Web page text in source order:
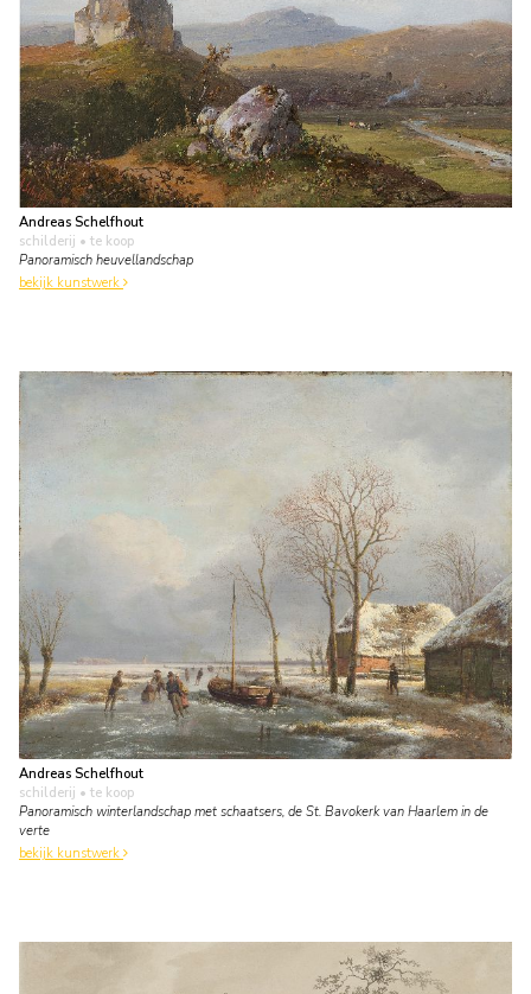
Andreas Schelfhout
schilderij • te koop
Panoramisch heuvellandschap
bekijk kunstwerk
Andreas Schelfhout
schilderij • te koop
Panoramisch winterlandschap met schaatsers, de St. Bavokerk van Haarlem in de
verte
bekijk kunstwerk